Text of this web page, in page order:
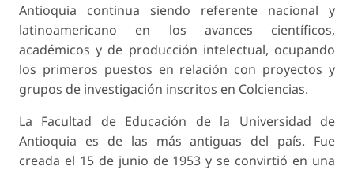
Antioquia continua siendo referente nacional y
latinoamericano en los avances científicos,
académicos y de producción intelectual, ocupando
los primeros puestos en relación con proyectos y
grupos de investigación inscritos en Colciencias.
La Facultad de Educación de la Universidad de
Antioquia es de las más antiguas del país. Fue
creada el 15 de junio de 1953 y se convirtió en una